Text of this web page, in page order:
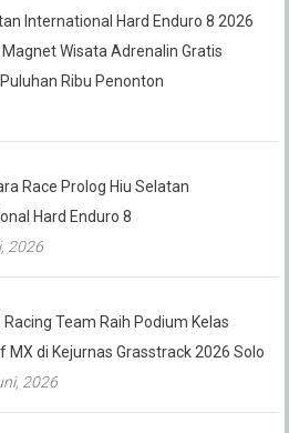
International Hard Enduro 8 2026
Magnet Wisata Adrenalin Gratis
Ribu Penonton
Race Prolog Hiu Selatan
Hard Enduro 8
2026
Racing Team Raih Podium Kelas
MX di Kejurnas Grasstrack 2026 Solo
2026